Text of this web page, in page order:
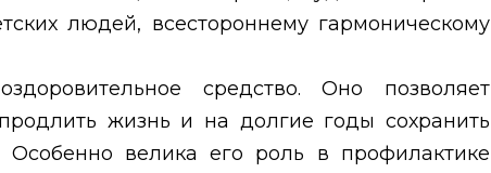
людей, всестороннему гармоническому
средство. Оно позволяет
жизнь и на долгие годы сохранить
Особенно велика его роль в профилактике